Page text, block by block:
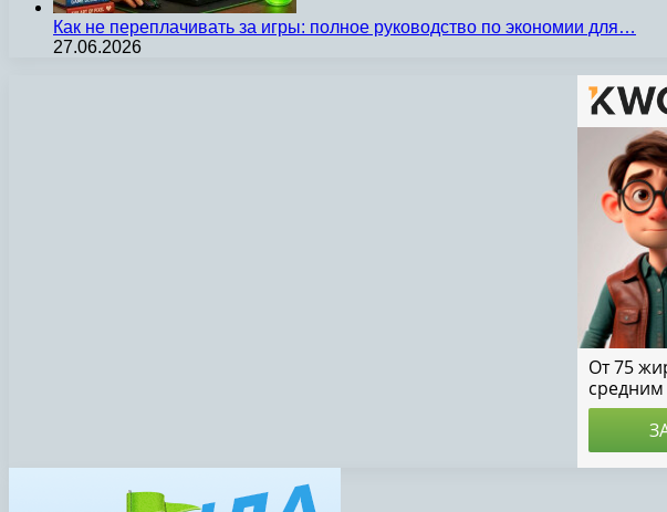
Как не переплачивать за игры: полное руководство по экономии для…
27.06.2026